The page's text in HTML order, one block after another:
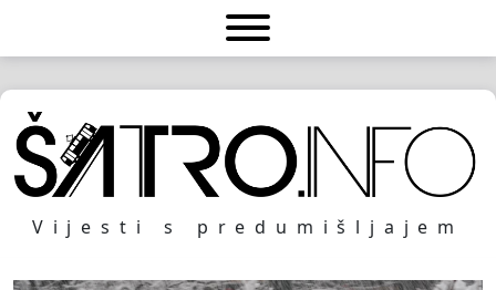
Vijesti s predumišljajem